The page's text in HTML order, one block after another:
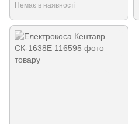
Немає в наявності